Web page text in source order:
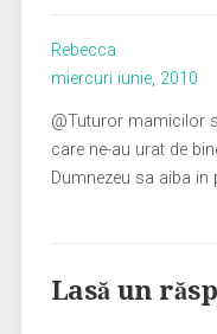
Rebecca
miercuri iunie, 2010
@Tuturor mamicilor
care ne-au urat de
Dumnezeu sa aiba in
Lasă un